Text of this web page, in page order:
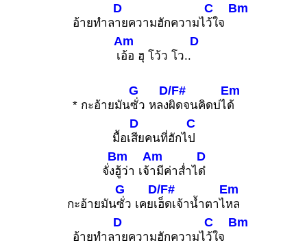
อ้ายทำล
D
ายความฮักความไ
C
ว้ใจ
Bm
เ
Am
อ้อ ฮุ โว้ว โว..
D
* กะอ้ายมัน
G
ซั่ว หลง
D/F#
ผิดจนคิดบ่ไ
Em
ด้
มื้อเ
D
สียคนที่ฮักไ
C
ป
จั่ง
Bm
ฮู้ว่า เจ้
Am
ามีค่าส่ำไ
D
ด๋
กะอ้ายมัน
G
ซั่ว เคยเ
D/F#
ฮ็ดเจ้าน้ำตาไ
Em
หล
อ้ายทำล
D
ายความฮักความไ
C
ว้ใจ
Bm